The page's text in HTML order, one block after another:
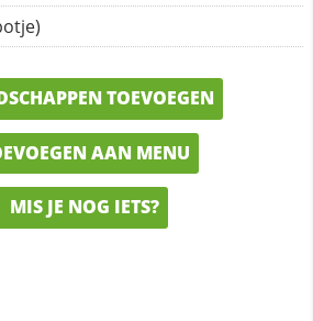
TOEVOEGEN
AAN MENU
MIS JE NOG IETS?